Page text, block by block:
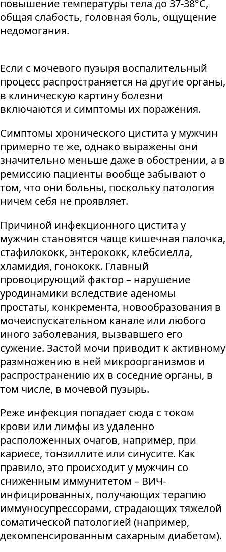
повышение температуры тела до 37-38°С,
общая слабость, головная боль, ощущение
недомогания.
Если с мочевого пузыря воспалительный
процесс распространяется на другие органы,
в клиническую картину болезни
включаются и симптомы их поражения.
Симптомы хронического цистита у мужчин
примерно те же, однако выражены они
значительно меньше даже в обострении, а в
ремиссию пациенты вообще забывают о
том, что они больны, поскольку патология
ничем себя не проявляет.
Причиной инфекционного цистита у
мужчин становятся чаще кишечная палочка,
стафилококк, энтерококк, клебсиелла,
хламидия, гонококк. Главный
провоцирующий фактор – нарушение
уродинамики вследствие аденомы
простаты, конкремента, новообразования в
мочеиспускательном канале или любого
иного заболевания, вызвавшего его
сужение. Застой мочи приводит к активному
размножению в ней микроорганизмов и
распространению их в соседние органы, в
том числе, в мочевой пузырь.
Реже инфекция попадает сюда с током
крови или лимфы из удаленно
расположенных очагов, например, при
кариесе, тонзиллите или синусите. Как
правило, это происходит у мужчин со
сниженным иммунитетом – ВИЧ-
инфицированных, получающих терапию
иммуносупрессорами, страдающих тяжелой
соматической патологией (например,
декомпенсированным сахарным диабетом).